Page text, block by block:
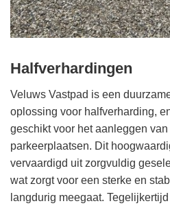
Halfverhardingen
Veluws Vastpad is een
oplossing voor halfverharding,
geschikt voor het aanleggen
parkeerplaatsen. Dit
vervaardigd uit zorgvuldig
wat zorgt voor een sterke en
langdurig meegaat.